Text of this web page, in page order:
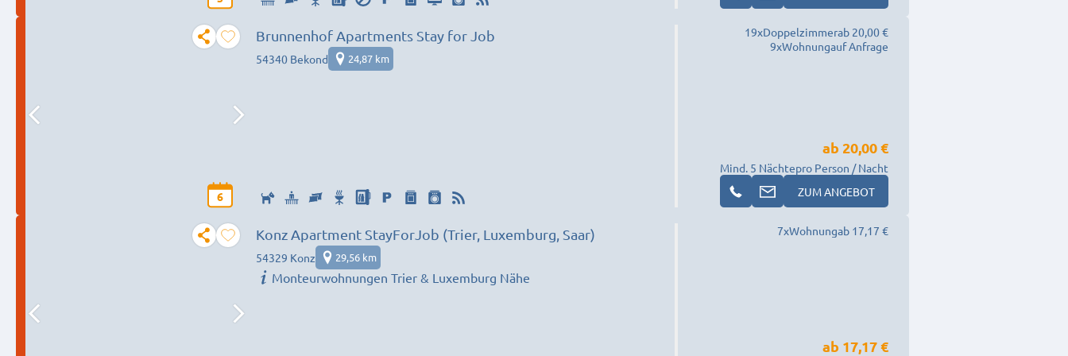
6
Brunnenhof Apartments Stay for Job
54340 Bekond 24,87 km
19xDoppelzimmerab 20,00 €
9xWohnungauf Anfrage
Mind. 5 Nächte
ab 20,00 €
pro Person / Nacht
ZUM ANGEBOT
Konz Apartment StayForJob (Trier, Luxemburg, Saar)
54329 Konz 29,56 km
Monteurwohnungen Trier & Luxemburg Nähe
7xWohnungab 17,17 €
ab 17,17 €